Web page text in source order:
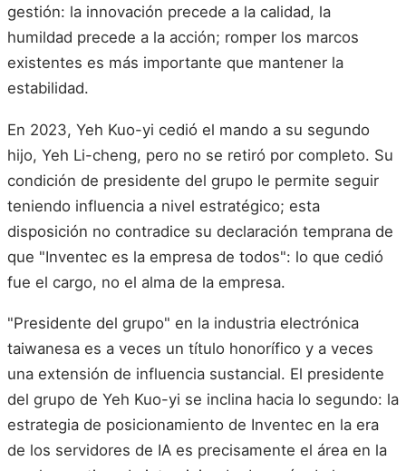
gestión: la innovación precede a la calidad, la
humildad precede a la acción; romper los marcos
existentes es más importante que mantener la
estabilidad.
En 2023, Yeh Kuo-yi cedió el mando a su segundo
hijo, Yeh Li-cheng, pero no se retiró por completo. Su
condición de presidente del grupo le permite seguir
teniendo influencia a nivel estratégico; esta
disposición no contradice su declaración temprana de
que "Inventec es la empresa de todos": lo que cedió
fue el cargo, no el alma de la empresa.
"Presidente del grupo" en la industria electrónica
taiwanesa es a veces un título honorífico y a veces
una extensión de influencia sustancial. El presidente
del grupo de Yeh Kuo-yi se inclina hacia lo segundo: la
estrategia de posicionamiento de Inventec en la era
de los servidores de IA es precisamente el área en la